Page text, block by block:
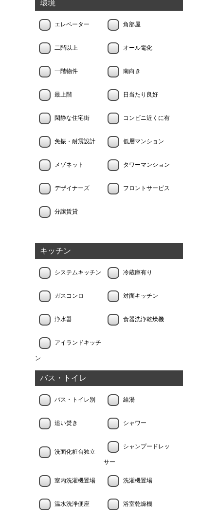
環境
エレベーター 角部屋
二階以上 オール電化
一階物件 南向き
最上階 日当たり良好
閑静な住宅街 コンビニ近くに有
免振・耐震設計 低層マンション
メゾネット タワーマンション
デザイナーズ フロントサービス
分譲賃貸
キッチン
システムキッチン 冷蔵庫有り
ガスコンロ 対面キッチン
浄水器 食器洗浄乾燥機
アイランドキッチ
ン
バス・トイレ
バス・トイレ別 給湯
追い焚き シャワー
洗面化粧台独立
シャンプードレッ
サー
室内洗濯機置場 洗濯機置場
温水洗浄便座 浴室乾燥機